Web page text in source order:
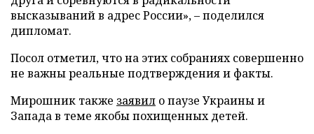
высказываний в адрес России», – поделился
дипломат.
Посол отметил, что на этих собраниях совершенно
не важны реальные подтверждения и факты.
Мирошник также заявил о паузе Украины и
Запада в теме якобы похищенных детей.